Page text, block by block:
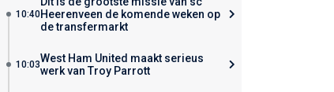
10:40Heerenveen de komende weken op
de transfermarkt
10:03West Ham United maakt serieus
werk van Troy Parrott